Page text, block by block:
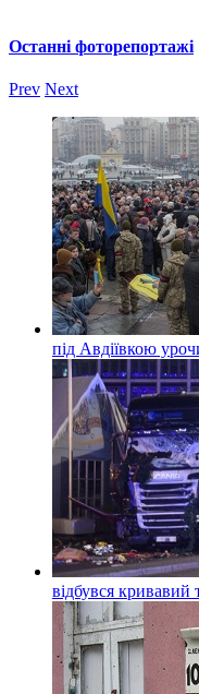
Останні фоторепортажі
Prev Next
під Авдіївкою
відбувся